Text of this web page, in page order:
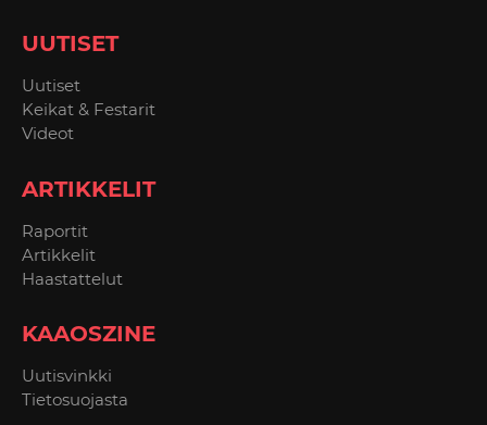
UUTISET
Uutiset
Keikat & Festarit
Videot
ARTIKKELIT
Raportit
Artikkelit
Haastattelut
KAAOSZINE
Uutisvinkki
Tietosuojasta